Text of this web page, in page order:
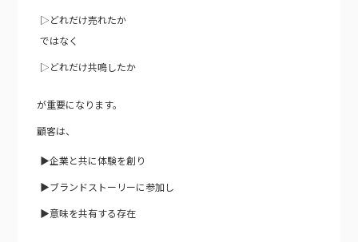
▷どれだけ売れたか
ではなく
▷どれだけ共鳴したか
が重要になります。
顧客は、
▶企業と共に体験を創り
▶ブランドストーリーに参加し
▶意味を共有する存在